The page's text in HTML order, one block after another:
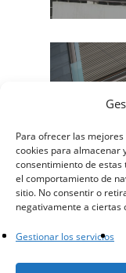
Para ofrecer las
cookies para almacenar
consentimiento de
el comportamiento de
sitio. No consentir o
negativamente a ciertas
Gestionar los servicios
facebook